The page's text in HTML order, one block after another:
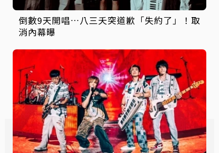
倒數9天開唱…八三夭突道歉「失約了」！取
消內幕曝